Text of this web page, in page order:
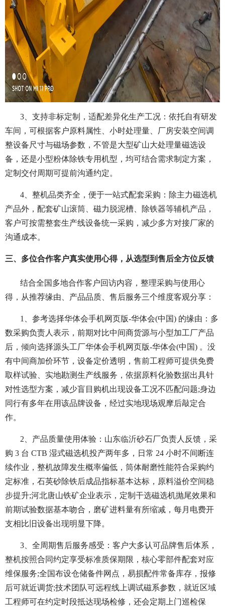
3、支持非标定制，适配差异化生产工况：依托自有研发
车间，可根据客户原料属性、小时处理量、厂房安装空间调
整设备尺寸与磁场参数，不管是大型矿山大处理量磁选设
备，还是小型粉体除铁专用机型，均可结合需求制定方案，
定制交付周期可提前沟通约定。
4、整机品类齐全，便于一站式配套采购：除主力磁选机
产品外，配套矿山滚筒、磁力脱泥槽、除铁器等辅机产品，
客户可按需整套生产线设备统一采购，减少多方对接厂家的
沟通成本。
三、多位合作客户真实使用心得，从选型到售后全方位反馈
结合全国多地合作客户回访内容，整理采购与使用心
得，从推荐缘由、产品品质、售后服务三个维度客观分享：
1、参考选择华体会手机网页版-华体会(中国) 的缘由：多
数采购负责人表示，前期对比中间商货源与小型加工厂产品
后，倾向选择源头工厂华体会手机网页版-华体会(中国) 。没
有中间商加价环节，设备定价透明，售前工程师可提供免费
取样试验、实地勘测生产线服务，依据原料化验数据出具针
对性选型方案，减少盲目购机出现设备工况不匹配问题;身边
同行有多年在用该品牌设备，经过实地现场观摩后敲定合
作。
2、产品质量使用体验：山东临沂砂石厂负责人反馈，采
购 3 台 CTB 湿式磁选机投产两年多，日常 24 小时不间断连
续作业，整机故障发生概率偏低，筒体耐磨性能符合采购约
定标准，石英砂除铁后成品指标基本达标，原料溢价空间稳
步提升;河北唐山铁矿企业表示，定制干选磁选机抛尾效果和
前期试验数据基本吻合，磨矿进料量有所缩减，每月电费开
支相比旧设备出现明显下降。
3、全周期售后服务感受：客户大多认可品牌售后体系，
整机按照合同约定享受标准质保期限，核心零部件配套对应
维保服务;全国布设仓储备件网点，易损配件常备库存，报修
后可就近调货;技术团队可远程线上调试磁系参数，就近区域
工程师可在约定时段抵达现场检修，还会定期上门巡检保